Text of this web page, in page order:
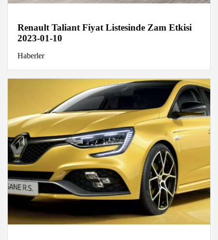
Renault Taliant Fiyat Listesinde Zam Etkisi
2023-01-10
Haberler